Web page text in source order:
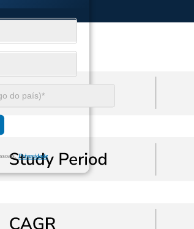
Privacidade